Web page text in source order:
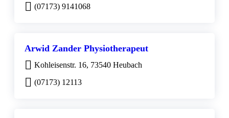
(07173) 9141068
Arwid Zander Physiotherapeut
Kohleisenstr. 16, 73540 Heubach
(07173) 12113